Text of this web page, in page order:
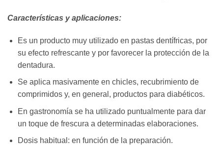
Características y aplicaciones:
Es un producto muy utilizado en pastas dentífricas, por
su efecto refrescante y por favorecer la protección de la
dentadura.
Se aplica masivamente en chicles, recubrimiento de
comprimidos y, en general, productos para diabéticos.
En gastronomía se ha utilizado puntualmente para dar
un toque de frescura a determinadas elaboraciones.
Dosis habitual: en función de la preparación.